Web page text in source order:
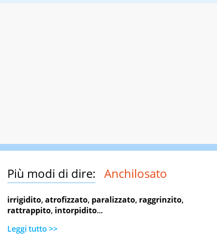
Più modi di dire: Anchilosato
irrigidito,atrofizzato, paralizzato, raggrinzito,
rattrappito, intorpidito...
Leggi tutto >>